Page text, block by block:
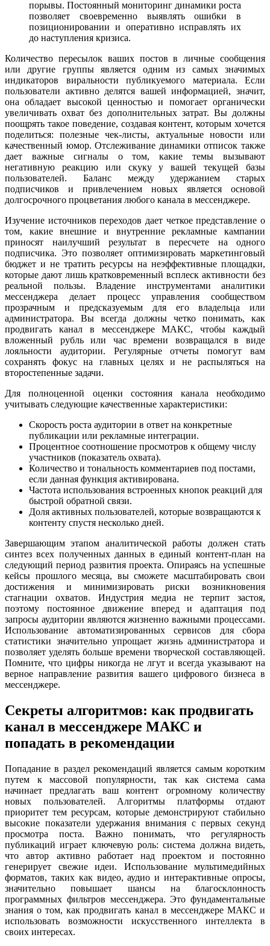
порывы. Постоянный мониторинг динамики роста
позволяет своевременно выявлять ошибки в
позиционировании и оперативно исправлять их
до наступления кризиса.
Количество пересылок ваших постов в личные сообщения
или другие группы является одним из самых значимых
индикаторов виральности публикуемого материала. Если
пользователи активно делятся вашей информацией, значит,
она обладает высокой ценностью и помогает органически
увеличивать охват без дополнительных затрат. Вы должны
поощрять такое поведение, создавая контент, которым хочется
поделиться: полезные чек-листы, актуальные новости или
качественный юмор. Отслеживание динамики отписок также
дает важные сигналы о том, какие темы вызывают
негативную реакцию или скуку у вашей текущей базы
пользователей. Баланс между удержанием старых
подписчиков и привлечением новых является основой
долгосрочного процветания любого канала в мессенджере.
Изучение источников переходов дает четкое представление о
том, какие внешние и внутренние рекламные кампании
приносят наилучший результат в пересчете на одного
подписчика. Это позволяет оптимизировать маркетинговый
бюджет и не тратить ресурсы на неэффективные площадки,
которые дают лишь кратковременный всплеск активности без
реальной пользы. Владение инструментами аналитики
мессенджера делает процесс управления сообществом
прозрачным и предсказуемым для его владельца или
администратора. Вы всегда должны четко понимать, как
продвигать канал в мессенджере МАКС, чтобы каждый
вложенный рубль или час времени возвращался в виде
лояльности аудитории. Регулярные отчеты помогут вам
сохранять фокус на главных целях и не распыляться на
второстепенные задачи.
Для полноценной оценки состояния канала необходимо
учитывать следующие качественные характеристики:
Скорость роста аудитории в ответ на конкретные
публикации или рекламные интеграции.
Процентное соотношение просмотров к общему числу
участников (показатель охвата).
Количество и тональность комментариев под постами,
если данная функция активирована.
Частота использования встроенных кнопок реакций для
быстрой обратной связи.
Доля активных пользователей, которые возвращаются к
контенту спустя несколько дней.
Завершающим этапом аналитической работы должен стать
синтез всех полученных данных в единый контент-план на
следующий период развития проекта. Опираясь на успешные
кейсы прошлого месяца, вы сможете масштабировать свои
достижения и минимизировать риски возникновения
стагнации охватов. Индустрия медиа не терпит застоя,
поэтому постоянное движение вперед и адаптация под
запросы аудитории являются жизненно важными процессами.
Использование автоматизированных сервисов для сбора
статистики значительно упрощает жизнь администратора и
позволяет уделять больше времени творческой составляющей.
Помните, что цифры никогда не лгут и всегда указывают на
верное направление развития вашего цифрового бизнеса в
мессенджере.
Секреты алгоритмов: как продвигать
канал в мессенджере МАКС и
попадать в рекомендации
Попадание в раздел рекомендаций является самым коротким
путем к массовой популярности, так как система сама
начинает предлагать ваш контент огромному количеству
новых пользователей. Алгоритмы платформы отдают
приоритет тем ресурсам, которые демонстрируют стабильно
высокие показатели удержания внимания с первых секунд
просмотра поста. Важно понимать, что регулярность
публикаций играет ключевую роль: система должна видеть,
что автор активно работает над проектом и постоянно
генерирует свежие идеи. Использование мультимедийных
форматов, таких как видео, аудио и интерактивные опросы,
значительно повышает шансы на благосклонность
программных фильтров мессенджера. Это фундаментальные
знания о том, как продвигать канал в мессенджере МАКС и
использовать возможности искусственного интеллекта в
своих интересах.